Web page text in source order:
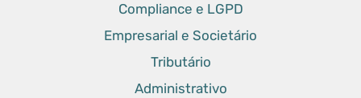
Compliance e LGPD
Empresarial e Societário
Tributário
Administrativo